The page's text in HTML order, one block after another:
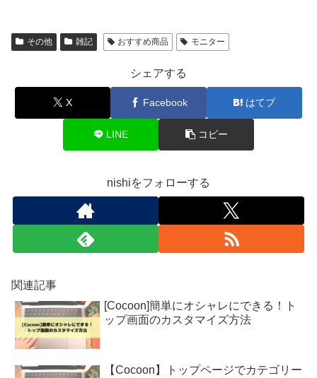
その他 雑記 おすすめ商品 モニター
シェアする
X Facebook はてブ
LINE コピー
nishiをフォローする
関連記事
[Cocoon]簡単にオシャレにできる！ト
ップ画面のカスタマイズ方法
【Cocoon】トップページでカテゴリー